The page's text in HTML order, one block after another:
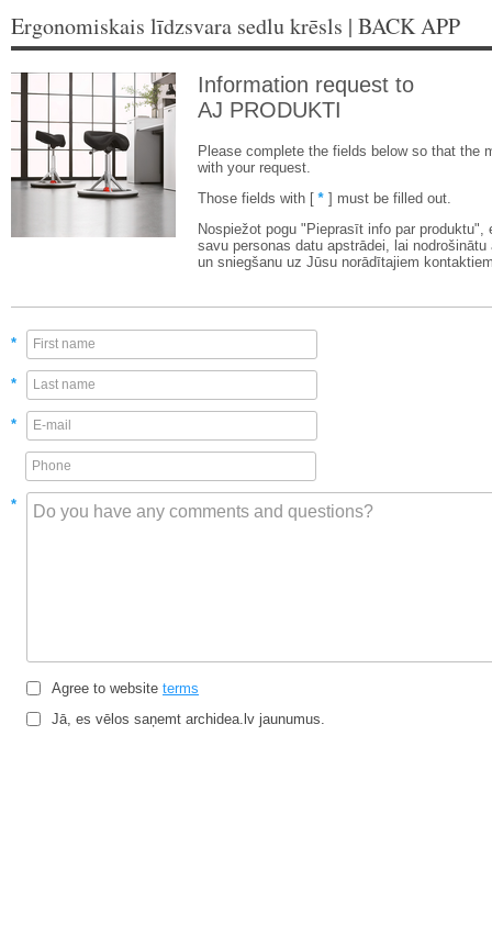
Ergonomiskais līdzsvara sedlu krēsls | BACK APP
Information request to
AJ PRODUKTI
Please complete the fields below so that the
with your request.
Those fields with [ * ] must be filled out.
Nospiežot pogu "Pieprasīt info par produktu",
savu personas datu apstrādei, lai
un sniegšanu uz Jūsu norādītajiem
*
*
*
*
Agree to website terms
Jā, es vēlos saņemt archidea.lv jaunumus.